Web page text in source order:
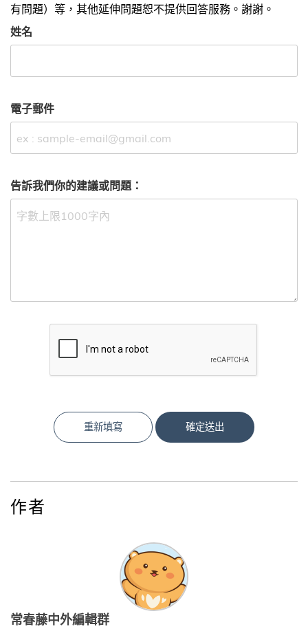
有問題）等，其他延伸問題恕不提供回答服務。謝謝。
姓名
電子郵件
告訴我們你的建議或問題：
重新填寫 確定送出
作者
常春藤中外編輯群